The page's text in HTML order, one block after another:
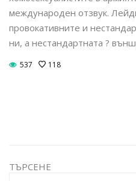
международен отзвук.
провокативните и
ни, а нестандартната ?
537 118
ТЪРСЕНЕ